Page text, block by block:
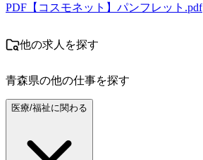
PDF 【コスモネット】パンフレット.pdf
他の求人を探す
青森県の他の仕事を探す
医療/福祉に関わる